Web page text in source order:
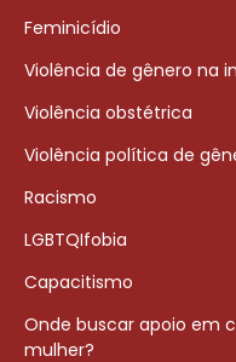
Feminicídio
Violência de gênero na
Violência obstétrica
Violência política de
Racismo
LGBTQIfobia
Capacitismo
Onde buscar apoio em
mulher?